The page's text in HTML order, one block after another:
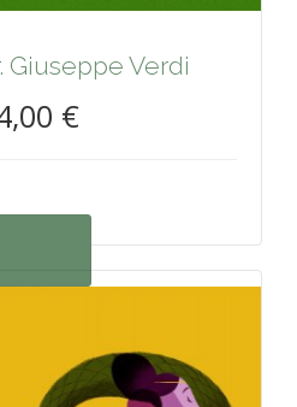
Giuseppe Verdi
€